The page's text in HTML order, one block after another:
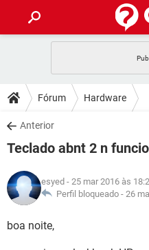
CELULAR
OUTLOOK
INSTAGRAM
GUIA DE COMPRAS
DICAS
JOGOS
INSTAGRAM
GUIA DE COMPRAS
DOWNLOADS
JOGOS
CELULAR
OUTLOOK
INSTAGRAM
JOGOS
CELULAR
OUTLOOK
GLOSSÁRIO
Fórum Hardware
Anterior
Teclado abnt 2 n
esyed - 25 mar 2016 às
Perfil bloqueado - 26
boa noite,